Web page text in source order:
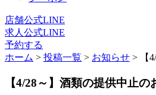
店舗公式LINE
求人公式LINE
予約する
ホーム > 投稿一覧 > お知らせ > 【
【4/28～】酒類の提供中止の